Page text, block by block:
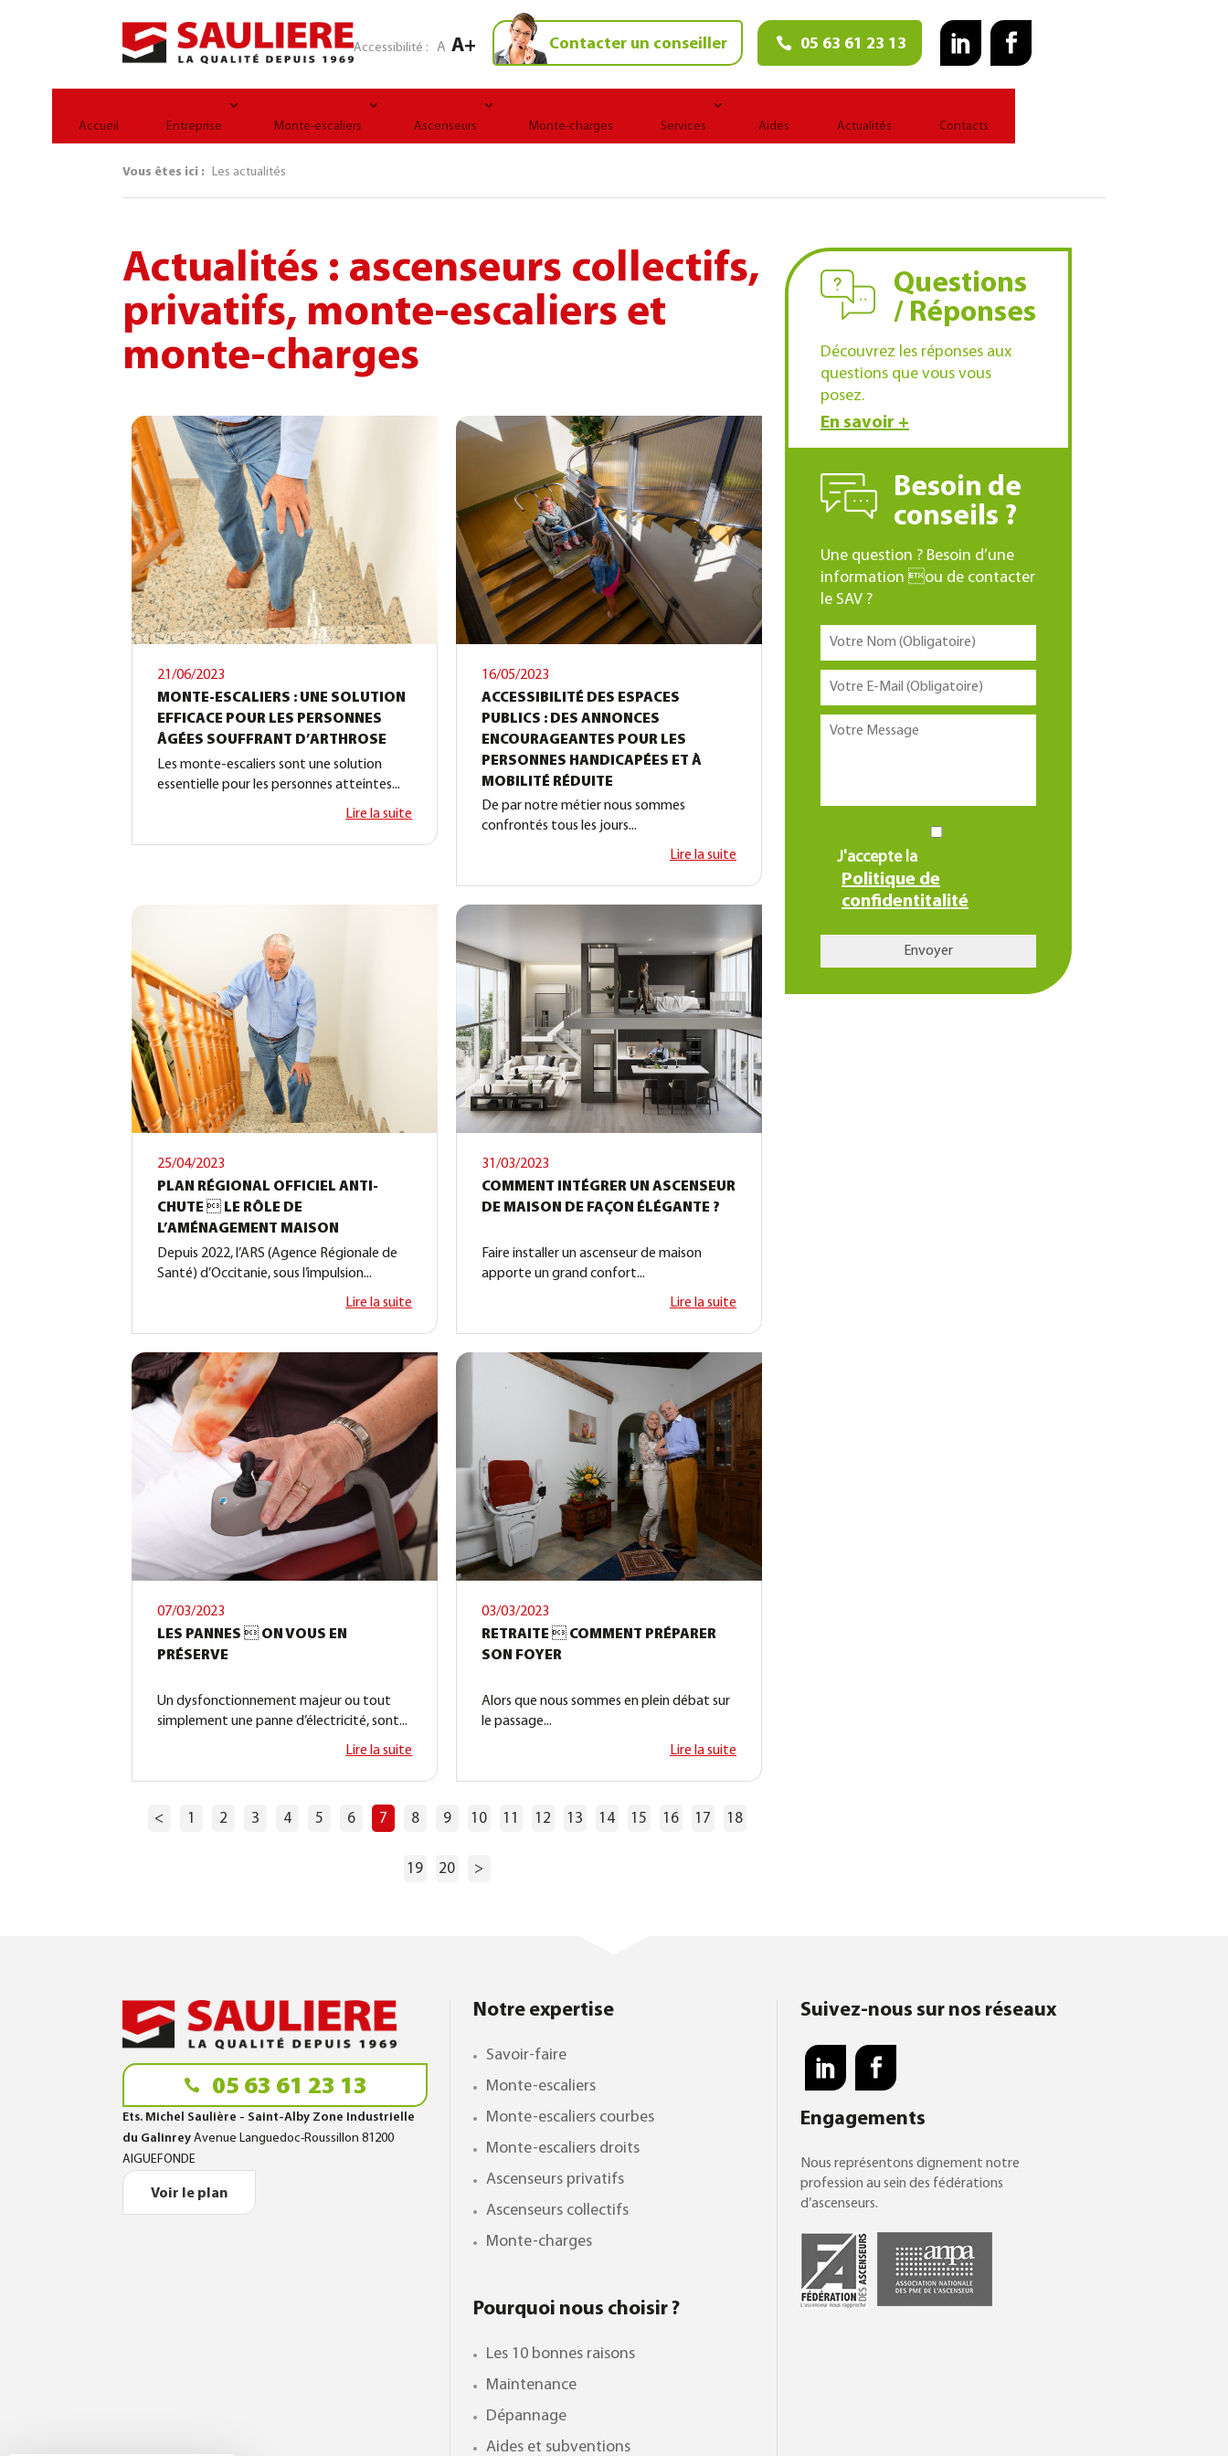
Accessibilité :A A+ Contacter un conseiller 05 63 61 23 13
Accueil Entreprise Monte-escaliers Ascenseurs Monte-charges Services Aides Actualités Contacts
Vous êtes ici : Les actualités
Actualités : ascenseurs collectifs,
privatifs, monte-escaliers et
monte-charges
21/06/2023
MONTE-ESCALIERS : UNE SOLUTION
EFFICACE POUR LES PERSONNES
ÂGÉES SOUFFRANT D’ARTHROSE
Les monte-escaliers sont une solution
essentielle pour les personnes atteintes...
Lire la suite
16/05/2023
ACCESSIBILITÉ DES ESPACES
PUBLICS : DES ANNONCES
ENCOURAGEANTES POUR LES
PERSONNES HANDICAPÉES ET À
MOBILITÉ RÉDUITE
De par notre métier nous sommes
confrontés tous les jours...
Lire la suite
25/04/2023
PLAN RÉGIONAL OFFICIEL ANTI-
CHUTE  LE RÔLE DE
L’AMÉNAGEMENT MAISON
Depuis 2022, l’ARS (Agence Régionale de
Santé) d’Occitanie, sous l’impulsion...
Lire la suite
31/03/2023
COMMENT INTÉGRER UN ASCENSEUR
DE MAISON DE FAÇON ÉLÉGANTE ?
Faire installer un ascenseur de maison
apporte un grand confort...
Lire la suite
07/03/2023
LES PANNES  ON VOUS EN
PRÉSERVE
Un dysfonctionnement majeur ou tout
simplement une panne d’électricité, sont...
Lire la suite
03/03/2023
RETRAITE  COMMENT PRÉPARER
SON FOYER
Alors que nous sommes en plein débat sur
le passage...
Lire la suite
< 1 2 3 4 5 6 7 8 9 10 11 12 13 14 15 16 17 18
19 20 >
Questions
/ Réponses
Découvrez les réponses aux
questions que vous vous
posez.
En savoir +
Besoin de
conseils ?
Une question ? Besoin d’une
information ou de contacter
le SAV ?
J'accepte la
Politique de
confidentitalité
05 63 61 23 13
Ets. Michel Saulière - Saint-Alby Zone Industrielle
du GalinreyAvenue Languedoc-Roussillon 81200
AIGUEFONDE
Voir le plan
Notre expertise
Savoir-faire
Monte-escaliers
Monte-escaliers courbes
Monte-escaliers droits
Ascenseurs privatifs
Ascenseurs collectifs
Monte-charges
Pourquoi nous choisir ?
Les 10 bonnes raisons
Maintenance
Dépannage
Aides et subventions
Suivez-nous sur nos réseaux
Engagements
Nous représentons dignement notre
profession au sein des fédérations
d’ascenseurs.